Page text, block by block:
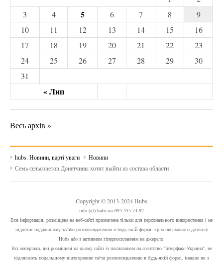
« Лип
3
4 5 6 7 8
9
10
11 12 13 14 15
16
17
18 19 20 21 22
23
24
25 26 27 28 29
30
31
Весь архів »
hubs. Новини, варті уваги
Новини
Семь сельсоветов Донетчины хотят выйти из состава области
Copyright © 2013-2024 Hubs
info (at) hubs.ua 095-555-74-92
Вся інформація, розміщена на веб-сайті призначена тільки для персонального використання і не
підлягає подальшому та/або розповсюдженню в будь-якій формі, крім письмового дозволу
Hubs або з активним гіперпосиланням на джерело.
Всі матеріали, які розміщені на цьому сайті із посиланням на агентство "Інтерфакс-Україна", не
підлягають подальшому відтворенню та/чи розповсюдженню в будь-якій формі, інакше як з